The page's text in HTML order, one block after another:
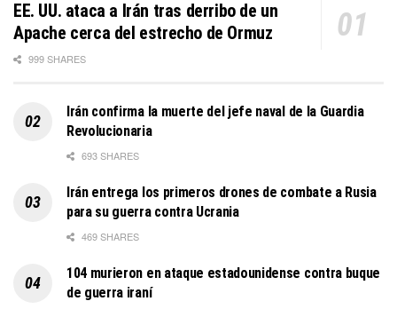
EE. UU. ataca a Irán tras derribo de un
Apache cerca del estrecho de Ormuz
999 SHARES
Irán confirma la muerte del jefe naval de la Guardia
Revolucionaria
693 SHARES
Irán entrega los primeros drones de combate a Rusia
para su guerra contra Ucrania
469 SHARES
104 murieron en ataque estadounidense contra buque
de guerra iraní